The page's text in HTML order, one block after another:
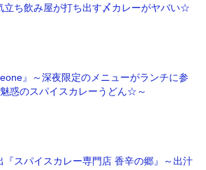
立ち飲み屋が打ち出す〆カレーがヤバい☆
』～深夜限定のメニューがランチに参
惑のスパイスカレーうどん☆～
『スパイスカレー専門店 香辛の郷』～出汁